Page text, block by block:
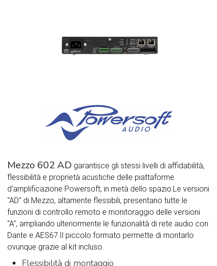
Mezzo 602 AD garantisce gli stessi livelli di affidabilità,
flessibilità e proprietà acustiche delle piattaforme
d'amplificazione Powersoft, in metà dello spazio.Le versioni
"AD" di Mezzo, altamente flessibili, presentano tutte le
funzioni di controllo remoto e monitoraggio delle versioni
"A", ampliando ulteriormente le funzionalità di rete audio con
Dante e AES67.Il piccolo formato permette di montarlo
ovunque grazie al kit incluso.
Flessibilità di montaggio